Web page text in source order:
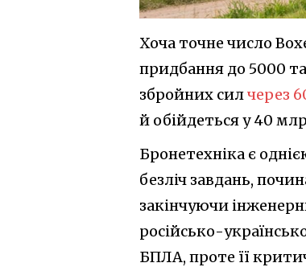
Хоча точне число
придбання до 5000
збройних силчерез
й обійдеться у 40
Бронетехніка є
безліч завдань,
закінчуючи
російсько-
БПЛА, проте її